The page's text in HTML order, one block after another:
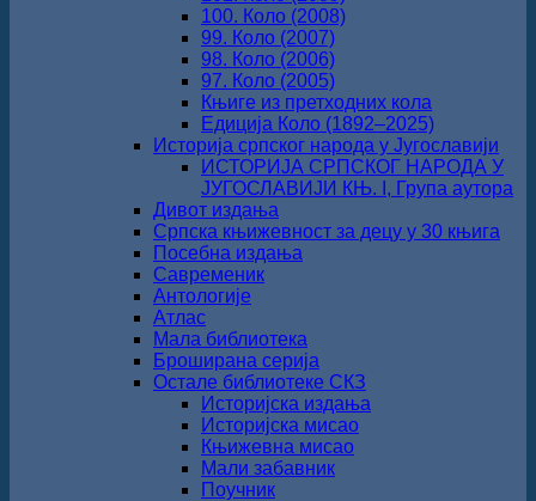
100. Коло (2008)
99. Коло (2007)
98. Коло (2006)
97. Коло (2005)
Књиге из претходних кола
Едиција Коло (1892‒2025)
Историја српског народа у Југославији
ИСТОРИЈА СРПСКОГ НАРОДА У
ЈУГОСЛАВИЈИ КЊ. I, Група аутора
Дивот издања
Српска књижевност за децу у 30 књига
Посебна издања
Савременик
Антологије
Атлас
Мала библиотека
Броширана серија
Остале библиотеке СКЗ
Историјска издања
Историјска мисао
Књижевна мисао
Мали забавник
Поучник